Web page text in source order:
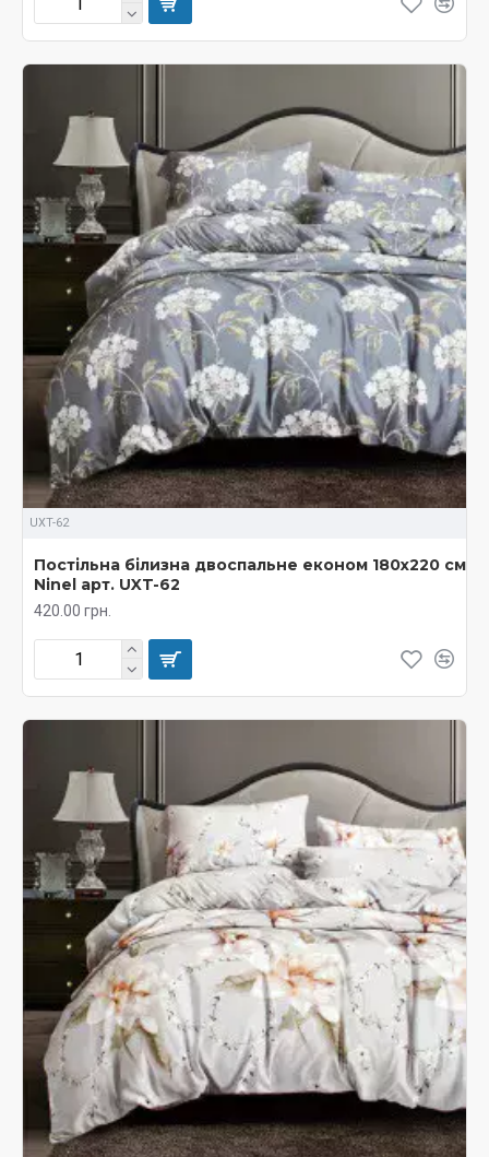
UXT-62
Постільна білизна двоспальне економ 180х220 см
Ninel арт. UXT-62
420.00 грн.